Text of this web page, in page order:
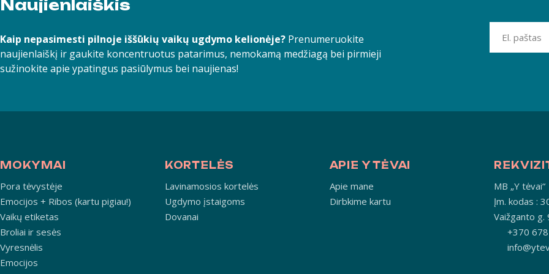
Naujienlaiškis
Kaip nepasimesti pilnoje iššūkių vaikų ugdymo kelionėje? Prenumeruokite
naujienlaiškį ir gaukite koncentruotus patarimus, nemokamą medžiagą bei pirmieji
sužinokite apie ypatingus pasiūlymus bei naujienas!
MOKYMAI
Pora tėvystėje
Emocijos + Ribos (kartu pigiau!)
Vaikų etiketas
Broliai ir sesės
Vyresnėlis
Emocijos
KORTELĖS
Lavinamosios kortelės
Ugdymo įstaigoms
Dovanai
APIE Y TĖVAI
Apie mane
Dirbkime kartu
MB „Y tėvai“
Įm. kodas :
Vaižganto g.
+370